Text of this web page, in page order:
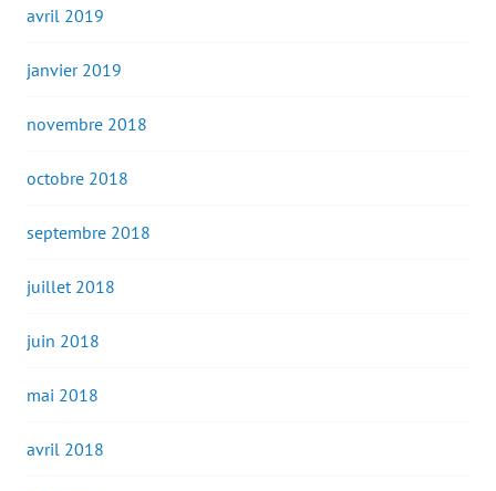
avril 2019
janvier 2019
novembre 2018
octobre 2018
septembre 2018
juillet 2018
juin 2018
mai 2018
avril 2018